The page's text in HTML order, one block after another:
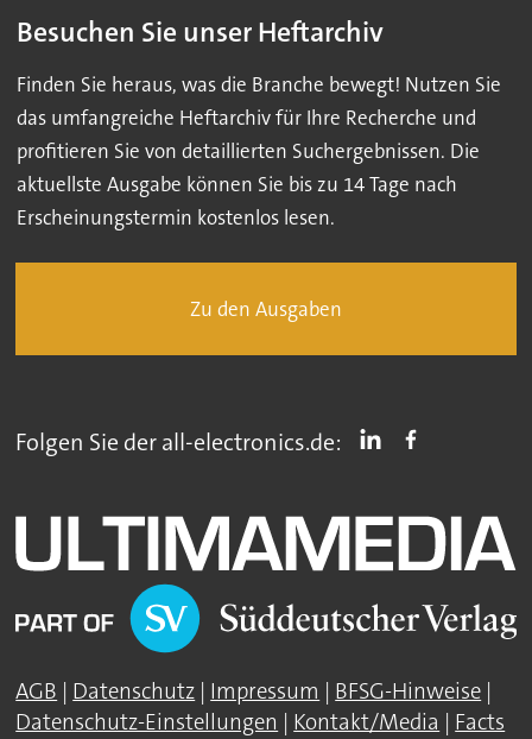
Besuchen Sie unser Heftarchiv
Finden Sie heraus, was die Branche bewegt! Nutzen Sie
das umfangreiche Heftarchiv für Ihre Recherche und
profitieren Sie von detaillierten Suchergebnissen. Die
aktuellste Ausgabe können Sie bis zu 14 Tage nach
Erscheinungstermin kostenlos lesen.
Zu den Ausgaben
Folgen Sie der all-electronics.de:
AGB | Datenschutz | Impressum | BFSG-Hinweise |
Datenschutz-Einstellungen | Kontakt/Media | Facts